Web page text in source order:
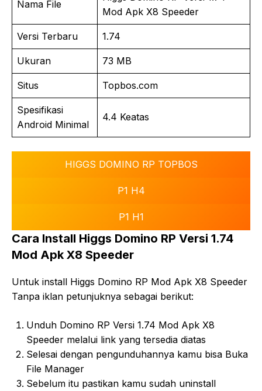
Nama File
Mod Apk X8 Speeder
Versi Terbaru 1.74
Ukuran 73 MB
Situs Topbos.com
Spesifikasi
Android Minimal
4.4 Keatas
HIGGS DOMINO RP TOPBOS
P1 H4
P1 H1
Cara Install Higgs Domino RP Versi 1.74
Mod Apk X8 Speeder
Untuk install Higgs Domino RP Mod Apk X8 Speeder
Tanpa iklan petunjuknya sebagai berikut:
Unduh Domino RP Versi 1.74 Mod Apk X8
Speeder melalui link yang tersedia diatas
Selesai dengan pengunduhannya kamu bisa Buka
File Manager
Sebelum itu pastikan kamu sudah uninstall